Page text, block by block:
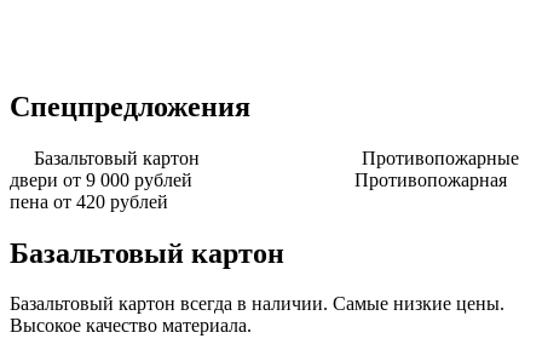
Спецпредложения
Базальтовый картон
Противопожарные
двери от 9 000 рублей
Противопожарная
пена от 420 рублей
Базальтовый картон
Базальтовый картон всегда в наличии. Самые низкие цены.
Высокое качество материала.